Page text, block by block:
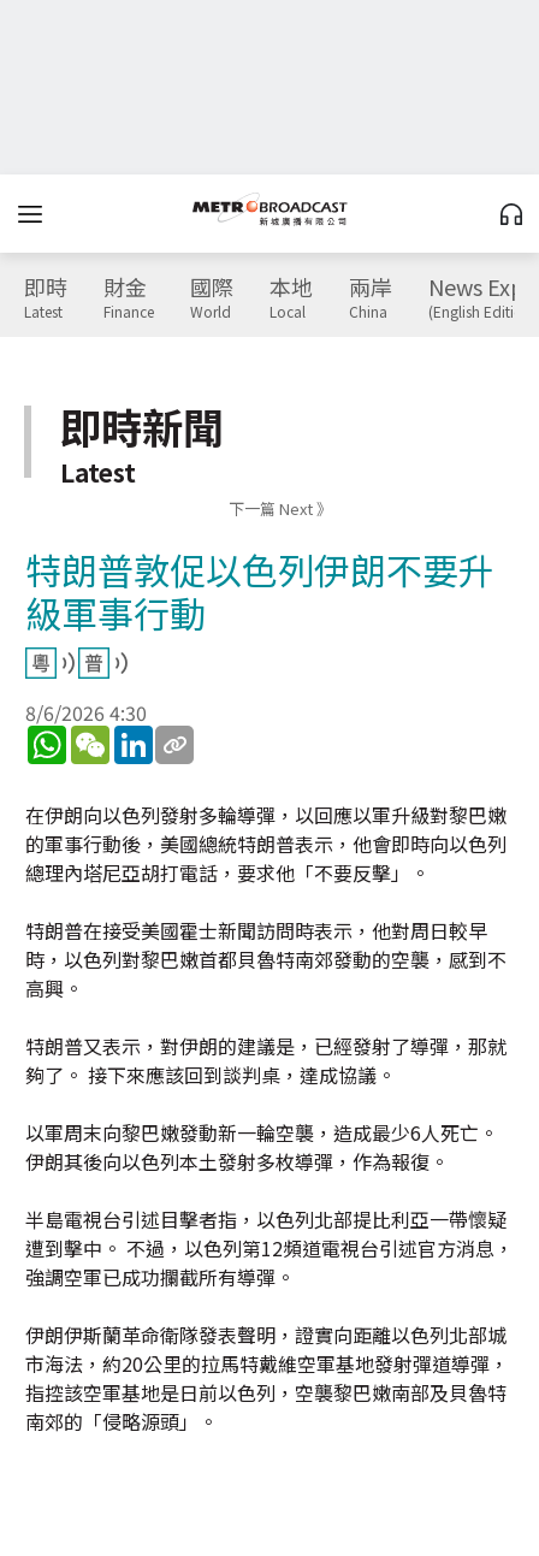
即時
Latest
財金
Finance
國際
World
本地
Local
兩岸
China
News
(English Edition)
即時新聞
Latest
下一篇 Next 》
特朗普敦促以色列伊朗不要升
級軍事行動
8/6/2026 4:30
WhatsApp
WeChatLinkedIn
在伊朗向以色列發射多輪導彈，以回應以軍升級對黎巴嫩
的軍事行動後，美國總統特朗普表示，他會即時向以色列
總理內塔尼亞胡打電話，要求他「不要反擊」。
特朗普在接受美國霍士新聞訪問時表示，他對周日較早
時，以色列對黎巴嫩首都貝魯特南郊發動的空襲，感到不
高興。
特朗普又表示，對伊朗的建議是，已經發射了導彈，那就
夠了。 接下來應該回到談判桌，達成協議。
以軍周末向黎巴嫩發動新一輪空襲，造成最少6人死亡。
伊朗其後向以色列本土發射多枚導彈，作為報復。
半島電視台引述目擊者指，以色列北部提比利亞一帶懷疑
遭到擊中。 不過，以色列第12頻道電視台引述官方消息，
強調空軍已成功攔截所有導彈。
伊朗伊斯蘭革命衛隊發表聲明，證實向距離以色列北部城
市海法，約20公里的拉馬特戴維空軍基地發射彈道導彈，
指控該空軍基地是日前以色列，空襲黎巴嫩南部及貝魯特
南郊的「侵略源頭」。